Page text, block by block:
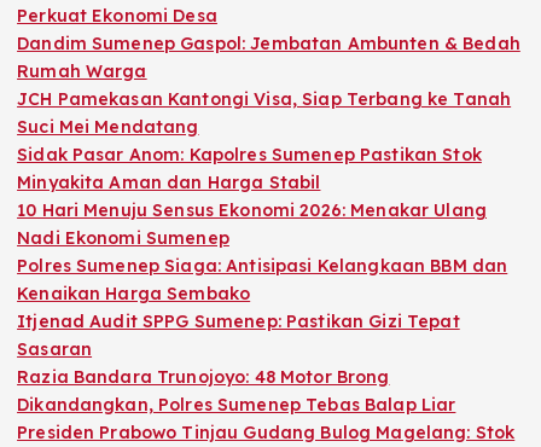
Perkuat Ekonomi Desa
Dandim Sumenep Gaspol: Jembatan Ambunten & Bedah
Rumah Warga
JCH Pamekasan Kantongi Visa, Siap Terbang ke Tanah
Suci Mei Mendatang
Sidak Pasar Anom: Kapolres Sumenep Pastikan Stok
Minyakita Aman dan Harga Stabil
10 Hari Menuju Sensus Ekonomi 2026: Menakar Ulang
Nadi Ekonomi Sumenep
Polres Sumenep Siaga: Antisipasi Kelangkaan BBM dan
Kenaikan Harga Sembako
Itjenad Audit SPPG Sumenep: Pastikan Gizi Tepat
Sasaran
Razia Bandara Trunojoyo: 48 Motor Brong
Dikandangkan, Polres Sumenep Tebas Balap Liar
Presiden Prabowo Tinjau Gudang Bulog Magelang: Stok